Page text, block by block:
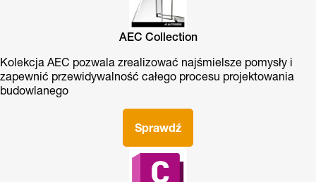
AEC Collection
Kolekcja AEC pozwala zrealizować najśmielsze pomysły i
zapewnić przewidywalność całego procesu projektowania
budowlanego
Sprawdź